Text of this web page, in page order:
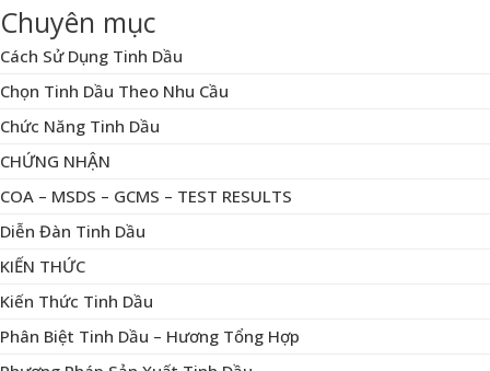
Chuyên mục
Cách Sử Dụng Tinh Dầu
Chọn Tinh Dầu Theo Nhu Cầu
Chức Năng Tinh Dầu
CHỨNG NHẬN
COA – MSDS – GCMS – TEST RESULTS
Diễn Đàn Tinh Dầu
KIẾN THỨC
Kiến Thức Tinh Dầu
Phân Biệt Tinh Dầu – Hương Tổng Hợp